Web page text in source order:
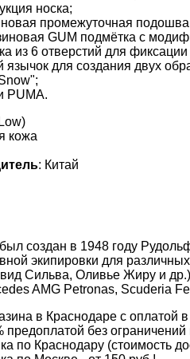
носка;
промежуточная
GUM подмётка с
из 6 отверстий для фиксации
для создания двух
PUMA.
кожа
: Китай
создан в 1948 году
экипировки для
Сильва, Оливье Жиру и др.)
AMG Petronas, Scuderia
в Краснодаре с оплатой в
без
по Краснодару (стоимость